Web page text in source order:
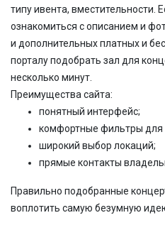
типу ивента, вместительности.
ознакомиться с описанием и
и дополнительных платных и
порталу подобрать зал для
несколько минут.
Преимущества сайта:
понятный интерфейс;
комфортные фильтры для
широкий выбор локаций;
прямые контакты
Правильно подобранные
воплотить самую безумную